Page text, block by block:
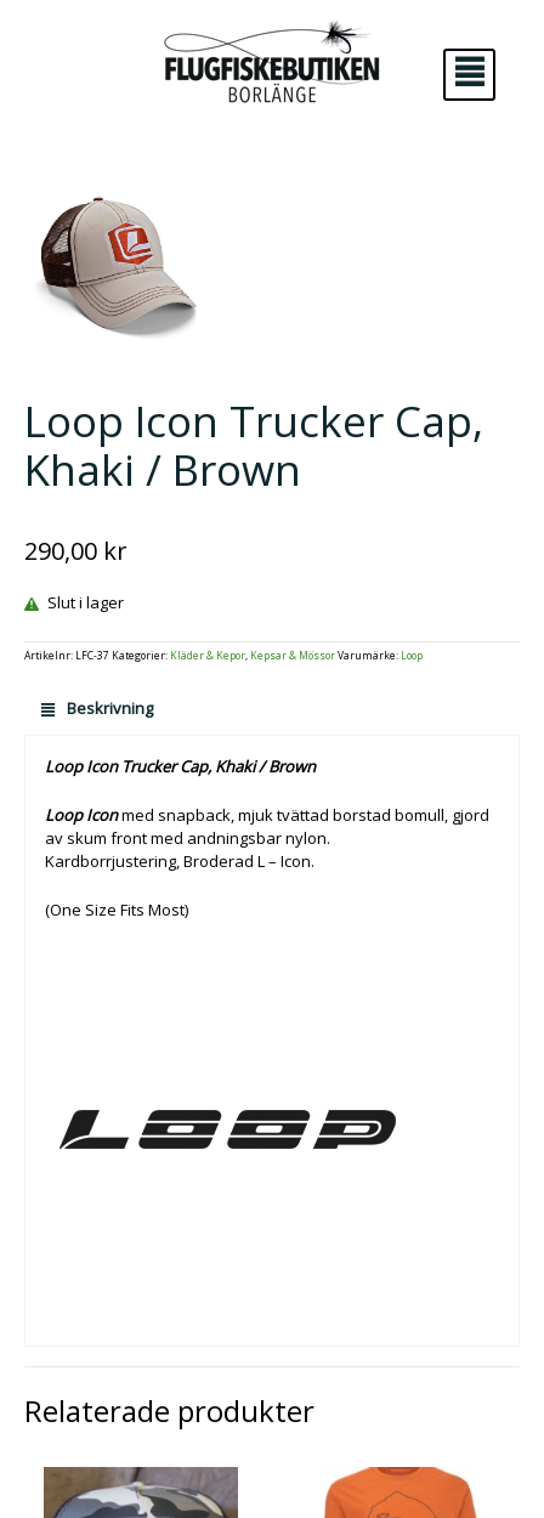
²
Loop Icon Trucker Cap,
Khaki / Brown
290,00 kr
Slut i lager
Artikelnr: LFC-37 Kategorier: Kläder & Kepor, Kepsar & MössorVarumärke: Loop
Beskrivning
Loop Icon Trucker Cap, Khaki / Brown
Loop Iconmed snapback, mjuk tvättad borstad bomull, gjord
av skum front med andningsbar nylon.
Kardborrjustering, Broderad L – Icon.
(One Size Fits Most)
Relaterade produkter